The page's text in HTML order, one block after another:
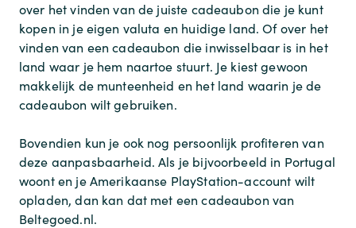
over het vinden van de juiste cadeaubon die je kunt
kopen in je eigen valuta en huidige land. Of over het
vinden van een cadeaubon die inwisselbaar is in het
land waar je hem naartoe stuurt. Je kiest gewoon
makkelijk de munteenheid en het land waarin je de
cadeaubon wilt gebruiken.
Bovendien kun je ook nog persoonlijk profiteren van
deze aanpasbaarheid. Als je bijvoorbeeld in Portugal
woont en je Amerikaanse PlayStation-account wilt
opladen, dan kan dat met een cadeaubon van
Beltegoed.nl.